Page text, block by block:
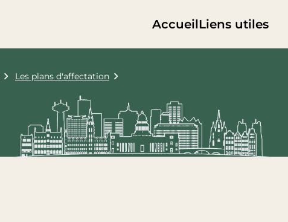
AccueilLiens utiles
Les plans d'affectation